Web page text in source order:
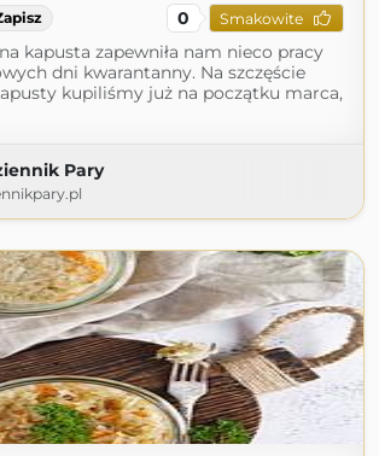
0 Smakowite
kapusta zapewniła nam nieco pracy
dni kwarantanny. Na szczęście
kupiliśmy już na początku marca,
Pary